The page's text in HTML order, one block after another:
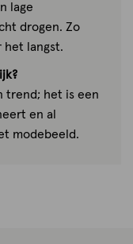
lage
drogen. Zo
het langst.
trend; het is een
en al
modebeeld.